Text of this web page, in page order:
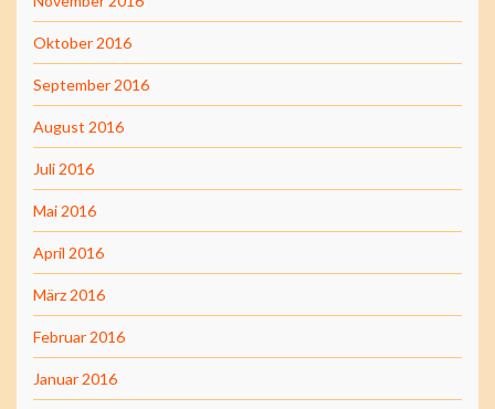
Oktober 2016
September 2016
August 2016
Juli 2016
Mai 2016
April 2016
März 2016
Februar 2016
Januar 2016